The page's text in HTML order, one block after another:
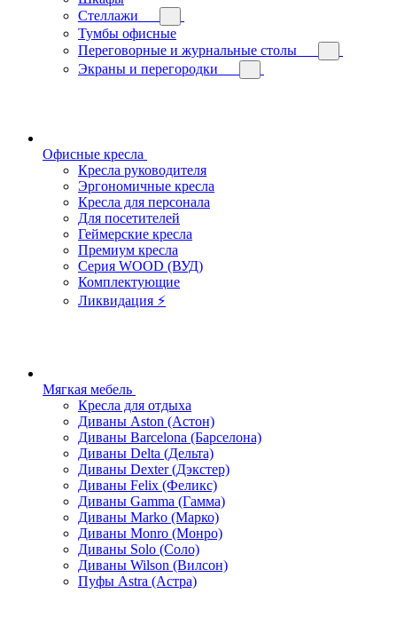
Стеллажи
Тумбы офисные
Переговорные и журнальные столы
Экраны и перегородки
Офисные кресла
Кресла руководителя
Эргономичные кресла
Кресла для персонала
Для посетителей
Геймерские кресла
Премиум кресла
Серия WOOD (ВУД)
Комплектующие
Ликвидация ⚡
Мягкая мебель
Кресла для отдыха
Диваны Aston (Астон)
Диваны Barcelona (Барселона)
Диваны Delta (Дельта)
Диваны Dexter (Дэкстер)
Диваны Felix (Феликс)
Диваны Gamma (Гамма)
Диваны Marko (Марко)
Диваны Monro (Монро)
Диваны Solo (Соло)
Диваны Wilson (Вилсон)
Пуфы Astra (Астра)